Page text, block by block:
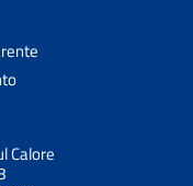
Calore